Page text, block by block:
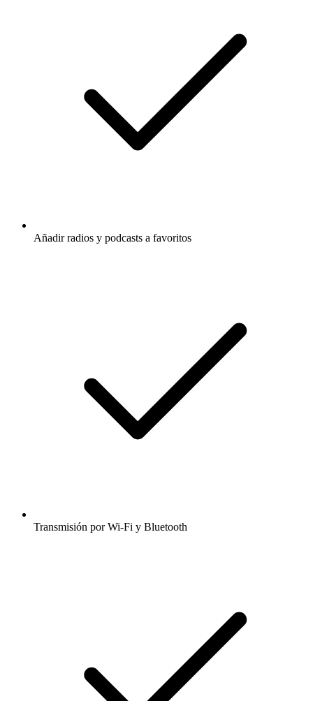
Añadir radios y podcasts a favoritos
Transmisión por Wi-Fi y Bluetooth